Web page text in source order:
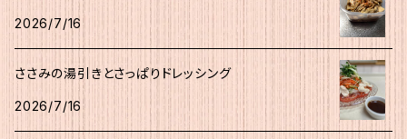
2026/7/16
ささみの湯引きとさっぱりドレッシング
2026/7/16